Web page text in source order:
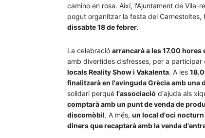
camino en rosa. Així, l'Ajuntament de Vila-
pogut organitzar la festa del Carnestoltes,
dissabte 18 de febrer.
La celebració arrancarà a les 17.00 hores
amb divertides disfresses, per a participar
locals Reality Show i Vakalenta. A les
finalitzarà en l'avinguda Grècia amb una
solidari perquè l'associació d'ajuda als
comptarà amb un punt de venda de
discomòbil. A més, un local d'oci nocturn
diners que recaptarà amb la venda